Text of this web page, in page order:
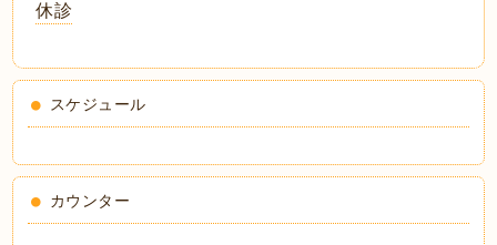
休診
スケジュール
カウンター